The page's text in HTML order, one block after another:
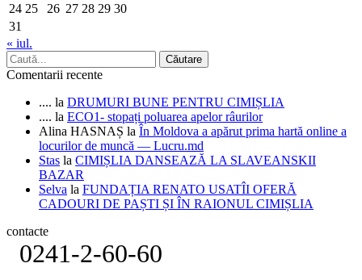
24 25 26 27 28 29 30
31
« iul.
Comentarii recente
.... la DRUMURI BUNE PENTRU CIMIȘLIA
.... la ECO1- stopați poluarea apelor râurilor
Alina HASNAȘ la În Moldova a apărut prima hartă online a
locurilor de muncă — Lucru.md
Stas la CIMIȘLIA DANSEAZĂ LA SLAVEANSKII
BAZAR
Selva la FUNDAȚIA RENATO USATÎI OFERĂ
CADOURI DE PAȘTI ȘI ÎN RAIONUL CIMIȘLIA
contacte
0241-2-60-60